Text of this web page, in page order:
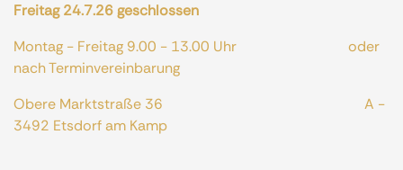
Freitag 24.7.26 geschlossen
Montag - Freitag 9.00 - 13.00 Uhr oder
nach Terminvereinbarung
Obere Marktstraße 36 A -
3492 Etsdorf am Kamp